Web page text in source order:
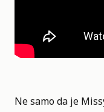
Ne samo da je